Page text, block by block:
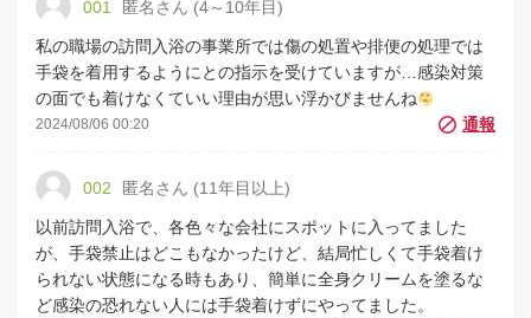
001 匿名さん (4～10年目)
私の職場の訪問入浴の事業所では傷の処置や排便の処理では
手袋を着用するようにとの指示を受けていますが…感染対策
の面でも着けなくていい理由が思い浮かびませんね
2024/08/06 00:20
002 匿名さん (11年目以上)
以前訪問入浴で、各色々な会社にスポットに入ってました
が、手袋禁止はどこもなかったけど、結局忙しくて手袋着け
られない状態になる時もあり、簡単に全身クリームを塗るな
ど感染の恐れない人には手袋着けずにやってました。